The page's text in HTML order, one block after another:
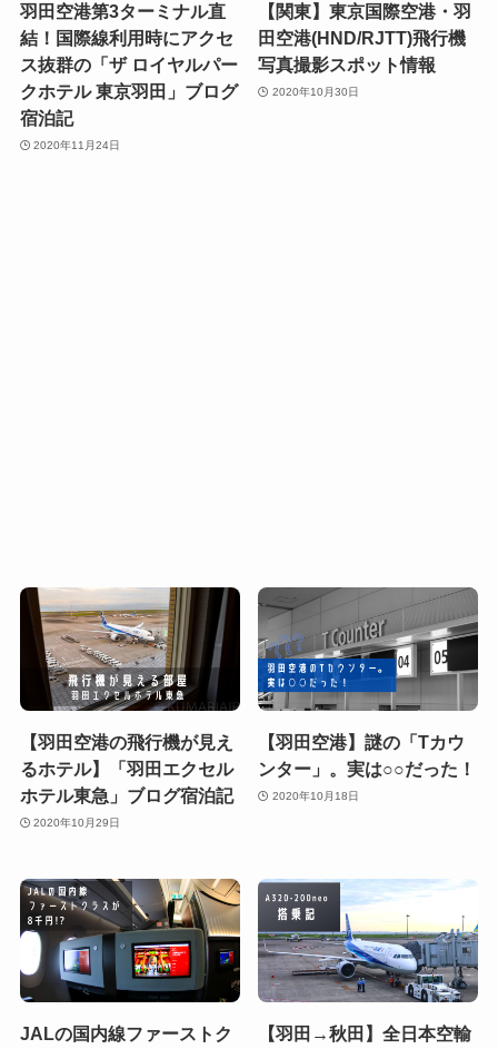
羽田空港第3ターミナル直
結！国際線利用時にアクセ
ス抜群の「ザ ロイヤルパー
クホテル 東京羽田」ブログ
宿泊記
2020年11月24日
【関東】東京国際空港・羽
田空港(HND/RJTT)飛行機
写真撮影スポット情報
2020年10月30日
【羽田空港の飛行機が見え
るホテル】「羽田エクセル
ホテル東急」ブログ宿泊記
2020年10月29日
【羽田空港】謎の「Tカウ
ンター」。実は○○だった！
2020年10月18日
JALの国内線ファーストク 【羽田→秋田】全日本空輸